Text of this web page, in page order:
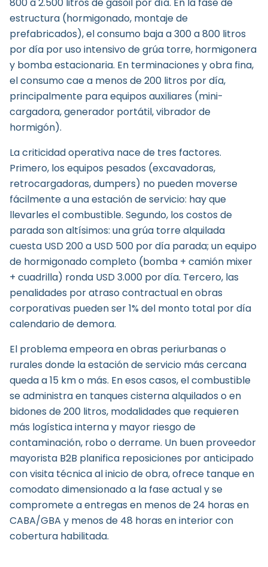
estructura (hormigonado, montaje de
prefabricados), el consumo baja a 300 a 800 litros
por día por uso intensivo de grúa torre, hormigonera
y bomba estacionaria. En terminaciones y obra fina,
el consumo cae a menos de 200 litros por día,
principalmente para equipos auxiliares (mini-
cargadora, generador portátil, vibrador de
hormigón).
La criticidad operativa nace de tres factores.
Primero, los equipos pesados (excavadoras,
retrocargadoras, dumpers) no pueden moverse
fácilmente a una estación de servicio: hay que
llevarles el combustible. Segundo, los costos de
parada son altísimos: una grúa torre alquilada
cuesta USD 200 a USD 500 por día parada; un equipo
de hormigonado completo (bomba + camión mixer
+ cuadrilla) ronda USD 3.000 por día. Tercero, las
penalidades por atraso contractual en obras
corporativas pueden ser 1% del monto total por día
calendario de demora.
El problema empeora en obras periurbanas o
rurales donde la estación de servicio más cercana
queda a 15 km o más. En esos casos, el combustible
se administra en tanques cisterna alquilados o en
bidones de 200 litros, modalidades que requieren
más logística interna y mayor riesgo de
contaminación, robo o derrame. Un buen proveedor
mayorista B2B planifica reposiciones por anticipado
con visita técnica al inicio de obra, ofrece tanque en
comodato dimensionado a la fase actual y se
compromete a entregas en menos de 24 horas en
CABA/GBA y menos de 48 horas en interior con
cobertura habilitada.